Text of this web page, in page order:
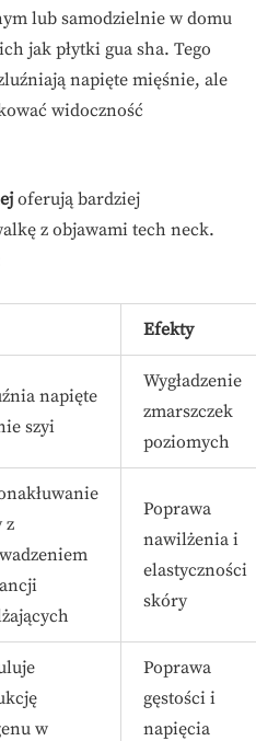
lub samodzielnie w domu
jak płytki gua sha. Tego
napięte mięśnie, ale
widoczność
oferują bardziej
z objawami tech neck.
Efekty
napięte
szyi
Wygładzenie
zmarszczek
poziomych
z
Poprawa
nawilżenia i
elastyczności
skóry
w
Poprawa
gęstości i
napięcia